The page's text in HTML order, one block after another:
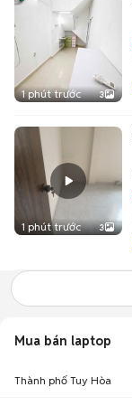
1 phút trước 3
1 phút trước 3
Mua bán laptop
Thành phố Tuy Hòa